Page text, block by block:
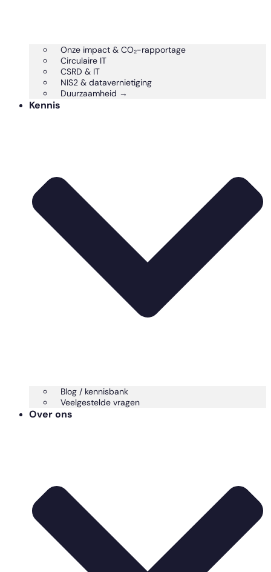
Onze impact & CO₂-rapportage
Circulaire IT
CSRD & IT
NIS2 & datavernietiging
Duurzaamheid →
Kennis
Blog / kennisbank
Veelgestelde vragen
Over ons